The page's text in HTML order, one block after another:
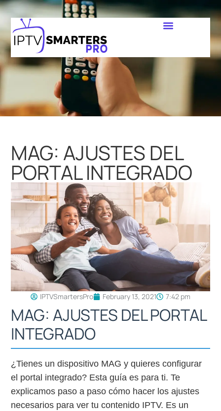
MAG: AJUSTES DEL
PORTAL INTEGRADO
IPTVSmartersPro February 13, 2021 7:42 pm
MAG: AJUSTES DEL PORTAL
INTEGRADO
¿Tienes un dispositivo MAG y quieres configurar
el portal integrado? Esta guía es para ti. Te
explicamos paso a paso cómo hacer los ajustes
necesarios para ver tu contenido IPTV. Es un